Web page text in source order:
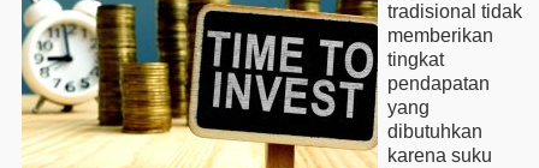
tradisional tidak
memberikan
tingkat
pendapatan
yang
dibutuhkan
karena suku